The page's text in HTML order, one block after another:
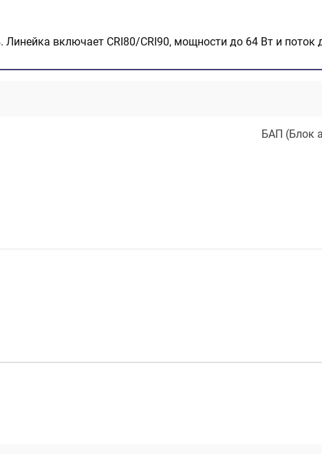
включает CRI80/CRI90, мощности до 64 Вт и поток
БАП (Блок